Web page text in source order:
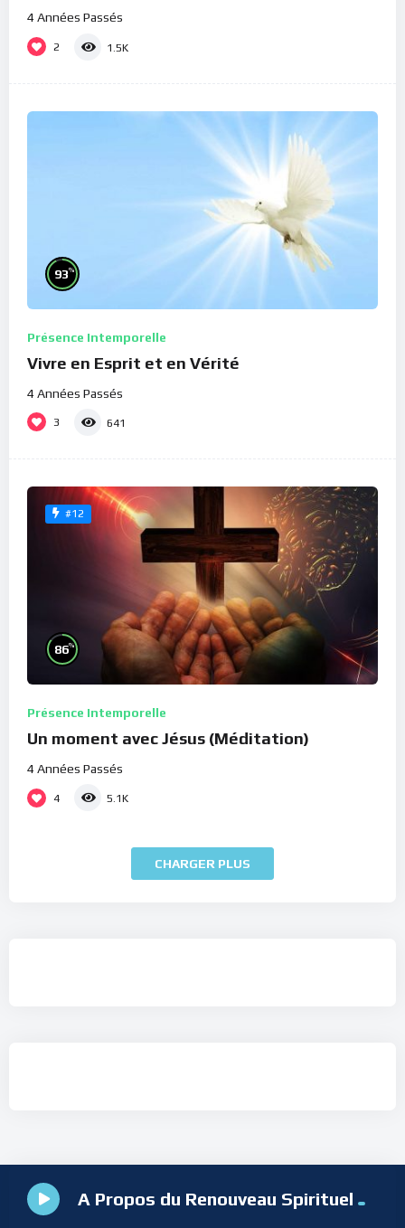
4 Années Passés
2 1.5K
93%
Présence Intemporelle
Vivre en Esprit et en Vérité
4 Années Passés
3 641
#12
86%
Présence Intemporelle
Un moment avec Jésus (Méditation)
4 Années Passés
4 5.1K
CHARGER PLUS
A Propos du Renouveau Spirituel